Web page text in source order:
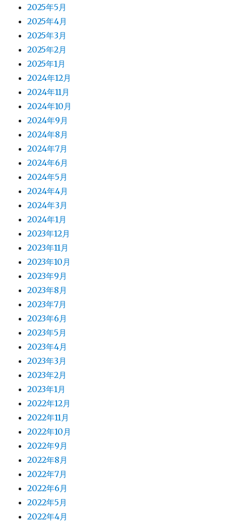
2025年5月
2025年4月
2025年3月
2025年2月
2025年1月
2024年12月
2024年11月
2024年10月
2024年9月
2024年8月
2024年7月
2024年6月
2024年5月
2024年4月
2024年3月
2024年1月
2023年12月
2023年11月
2023年10月
2023年9月
2023年8月
2023年7月
2023年6月
2023年5月
2023年4月
2023年3月
2023年2月
2023年1月
2022年12月
2022年11月
2022年10月
2022年9月
2022年8月
2022年7月
2022年6月
2022年5月
2022年4月